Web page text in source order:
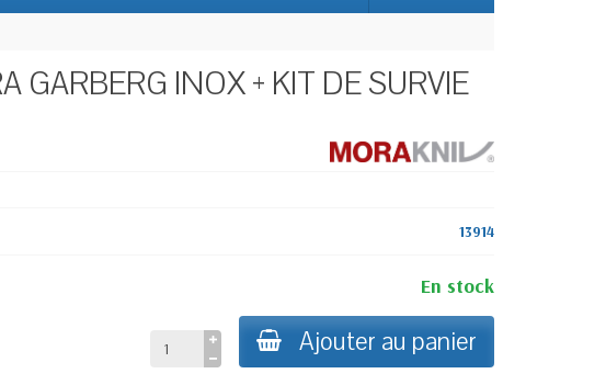
GARBERG INOX + KIT DE SURVIE
13914
En stock
Ajouter au panier